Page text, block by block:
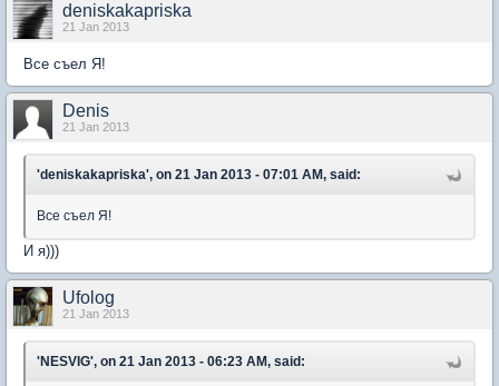
deniskakapriska
21 Jan 2013
Все съел Я!
Denis
21 Jan 2013
'deniskakapriska', on 21 Jan 2013 - 07:01 AM, said:
Все съел Я!
И я)))
Ufolog
21 Jan 2013
'NESVIG', on 21 Jan 2013 - 06:23 AM, said: